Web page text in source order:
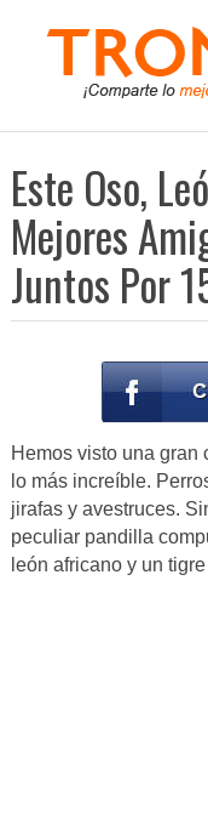
Este Oso,
Mejores
Juntos Por
Hemos visto una gran
lo más increíble.
jirafas y avestruces.
peculiar pandilla
león africano y un